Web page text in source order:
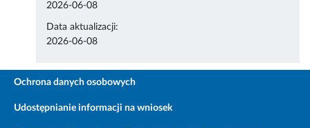
2026-06-08
Data aktualizacji:
2026-06-08
Ochrona danych osobowych
Udostępnianie informacji na wniosek